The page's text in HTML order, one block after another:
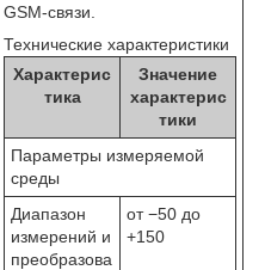
GSM-связи.
Технические характеристики
Характерис
тика
Значение
характерис
тики
Параметры измеряемой
среды
Диапазон
измерений и
преобразова
от −50 до
+150